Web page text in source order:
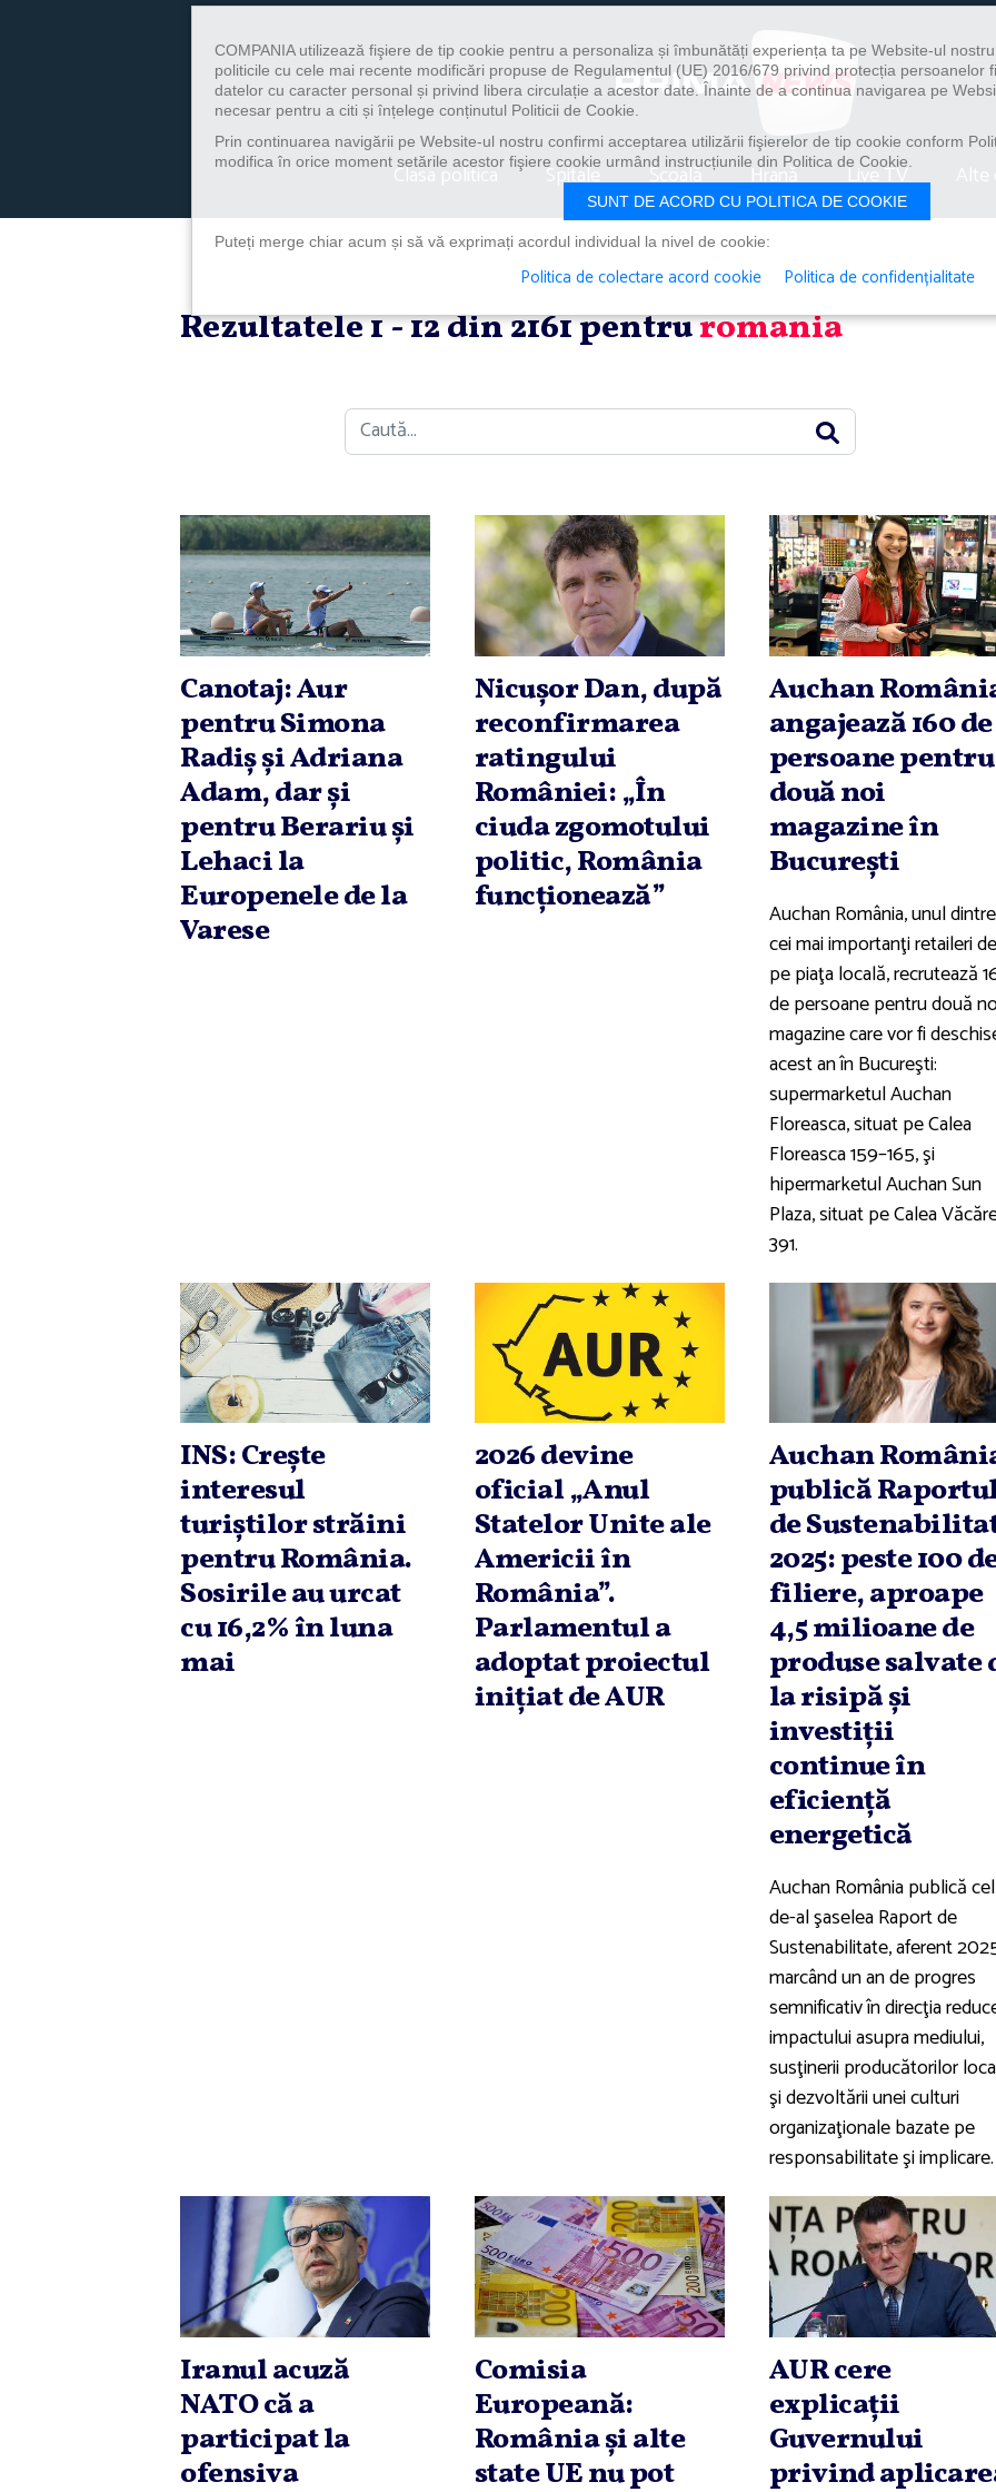
Clasa politica Spitale Școală Hrană Live TV
Rezultatele 1 - 12 din 2161 pentruromania
Caută
Canotaj: Aur
pentru Simona
Radiş şi Adriana
Adam, dar şi
pentru Berariu şi
Lehaci la
Europenele de la
Varese
Nicuşor Dan, după
reconfirmarea
ratingului
României: „În
ciuda zgomotului
politic, România
funcţionează”
Auchan
angajează 160 de
persoane pentru
două noi
magazine în
Bucureşti
Auchan România, unul dintre
cei mai importanţi retaileri de
pe piaţa locală, recrutează
de persoane pentru două
magazine care vor fi
acest an în Bucureşti:
supermarketul Auchan
Floreasca, situat pe Calea
Floreasca 159–165, şi
hipermarketul Auchan Sun
Plaza, situat pe Calea
391.
INS: Creşte
interesul
turiştilor străini
pentru România.
Sosirile au urcat
cu 16,2% în luna
mai
2026 devine
oficial „Anul
Statelor Unite ale
Americii în
România”.
Parlamentul a
adoptat proiectul
iniţiat de AUR
Auchan
publică
de
2025: peste 100
filiere, aproape
4,5 milioane de
produse salvate
la risipă şi
investiţii
continue în
eficienţă
energetică
Auchan România publică cel
de-al şaselea Raport de
Sustenabilitate, aferent
marcând un an de progres
semnificativ în direcţia
impactului asupra mediului,
susţinerii producătorilor
şi dezvoltării unei culturi
organizaţionale bazate pe
responsabilitate şi implicare.
Iranul acuză
NATO că a
participat la
ofensiva
Comisia
Europeană:
România şi alte
state UE nu pot
AUR cere
explicaţii
Guvernului
privind
COMPANIA utilizează fişiere de tip cookie pentru a personaliza și îmbunătăți experiența ta pe Website-ul
politicile cu cele mai recente modificări propuse de Regulamentul (UE) 2016/679 privind protecția persoanelor
datelor cu caracter personal și privind libera circulație a acestor date. Înainte de a continua navigarea pe
necesar pentru a citi și înțelege conținutul Politicii de Cookie.
Prin continuarea navigării pe Website-ul nostru confirmi acceptarea utilizării fişierelor de tip cookie conform
modifica în orice moment setările acestor fişiere cookie urmând instrucțiunile din Politica de Cookie.
SUNT DE ACORD CU POLITICA DE COOKIE
Puteți merge chiar acum și să vă exprimați acordul individual la nivel de cookie:
Politica de colectare acord cookie Politica de confidențialitate